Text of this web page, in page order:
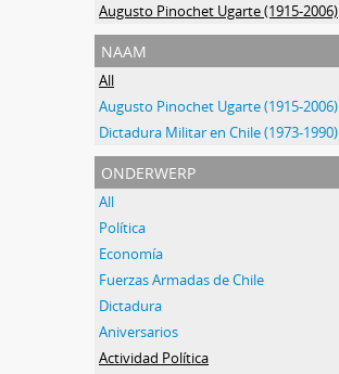
Augusto Pinochet Ugarte (1915-2006)
naam
All
Augusto Pinochet Ugarte (1915-2006)
Dictadura Militar en Chile (1973-1990)
onderwerp
All
Política
Economía
Fuerzas Armadas de Chile
Dictadura
Aniversarios
Actividad Política